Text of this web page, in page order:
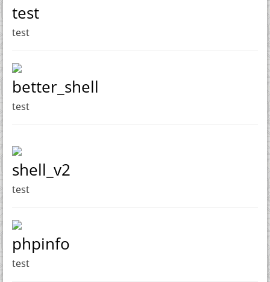
test
test
better_shell
test
shell_v2
test
phpinfo
test